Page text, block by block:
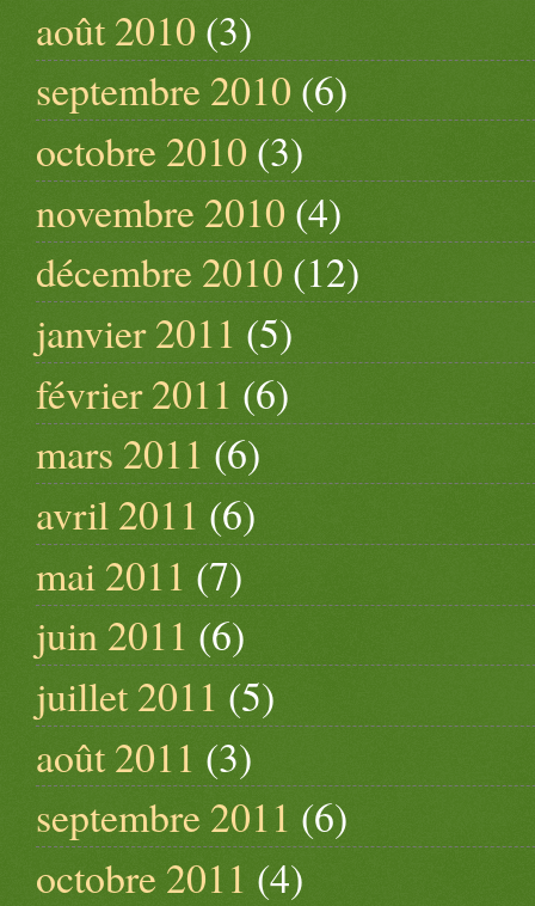
août 2010 (3)
septembre 2010 (6)
octobre 2010 (3)
novembre 2010 (4)
décembre 2010(12)
janvier 2011 (5)
février 2011 (6)
mars 2011 (6)
avril 2011 (6)
mai 2011 (7)
juin 2011 (6)
juillet 2011 (5)
août 2011 (3)
septembre 2011 (6)
octobre 2011 (4)